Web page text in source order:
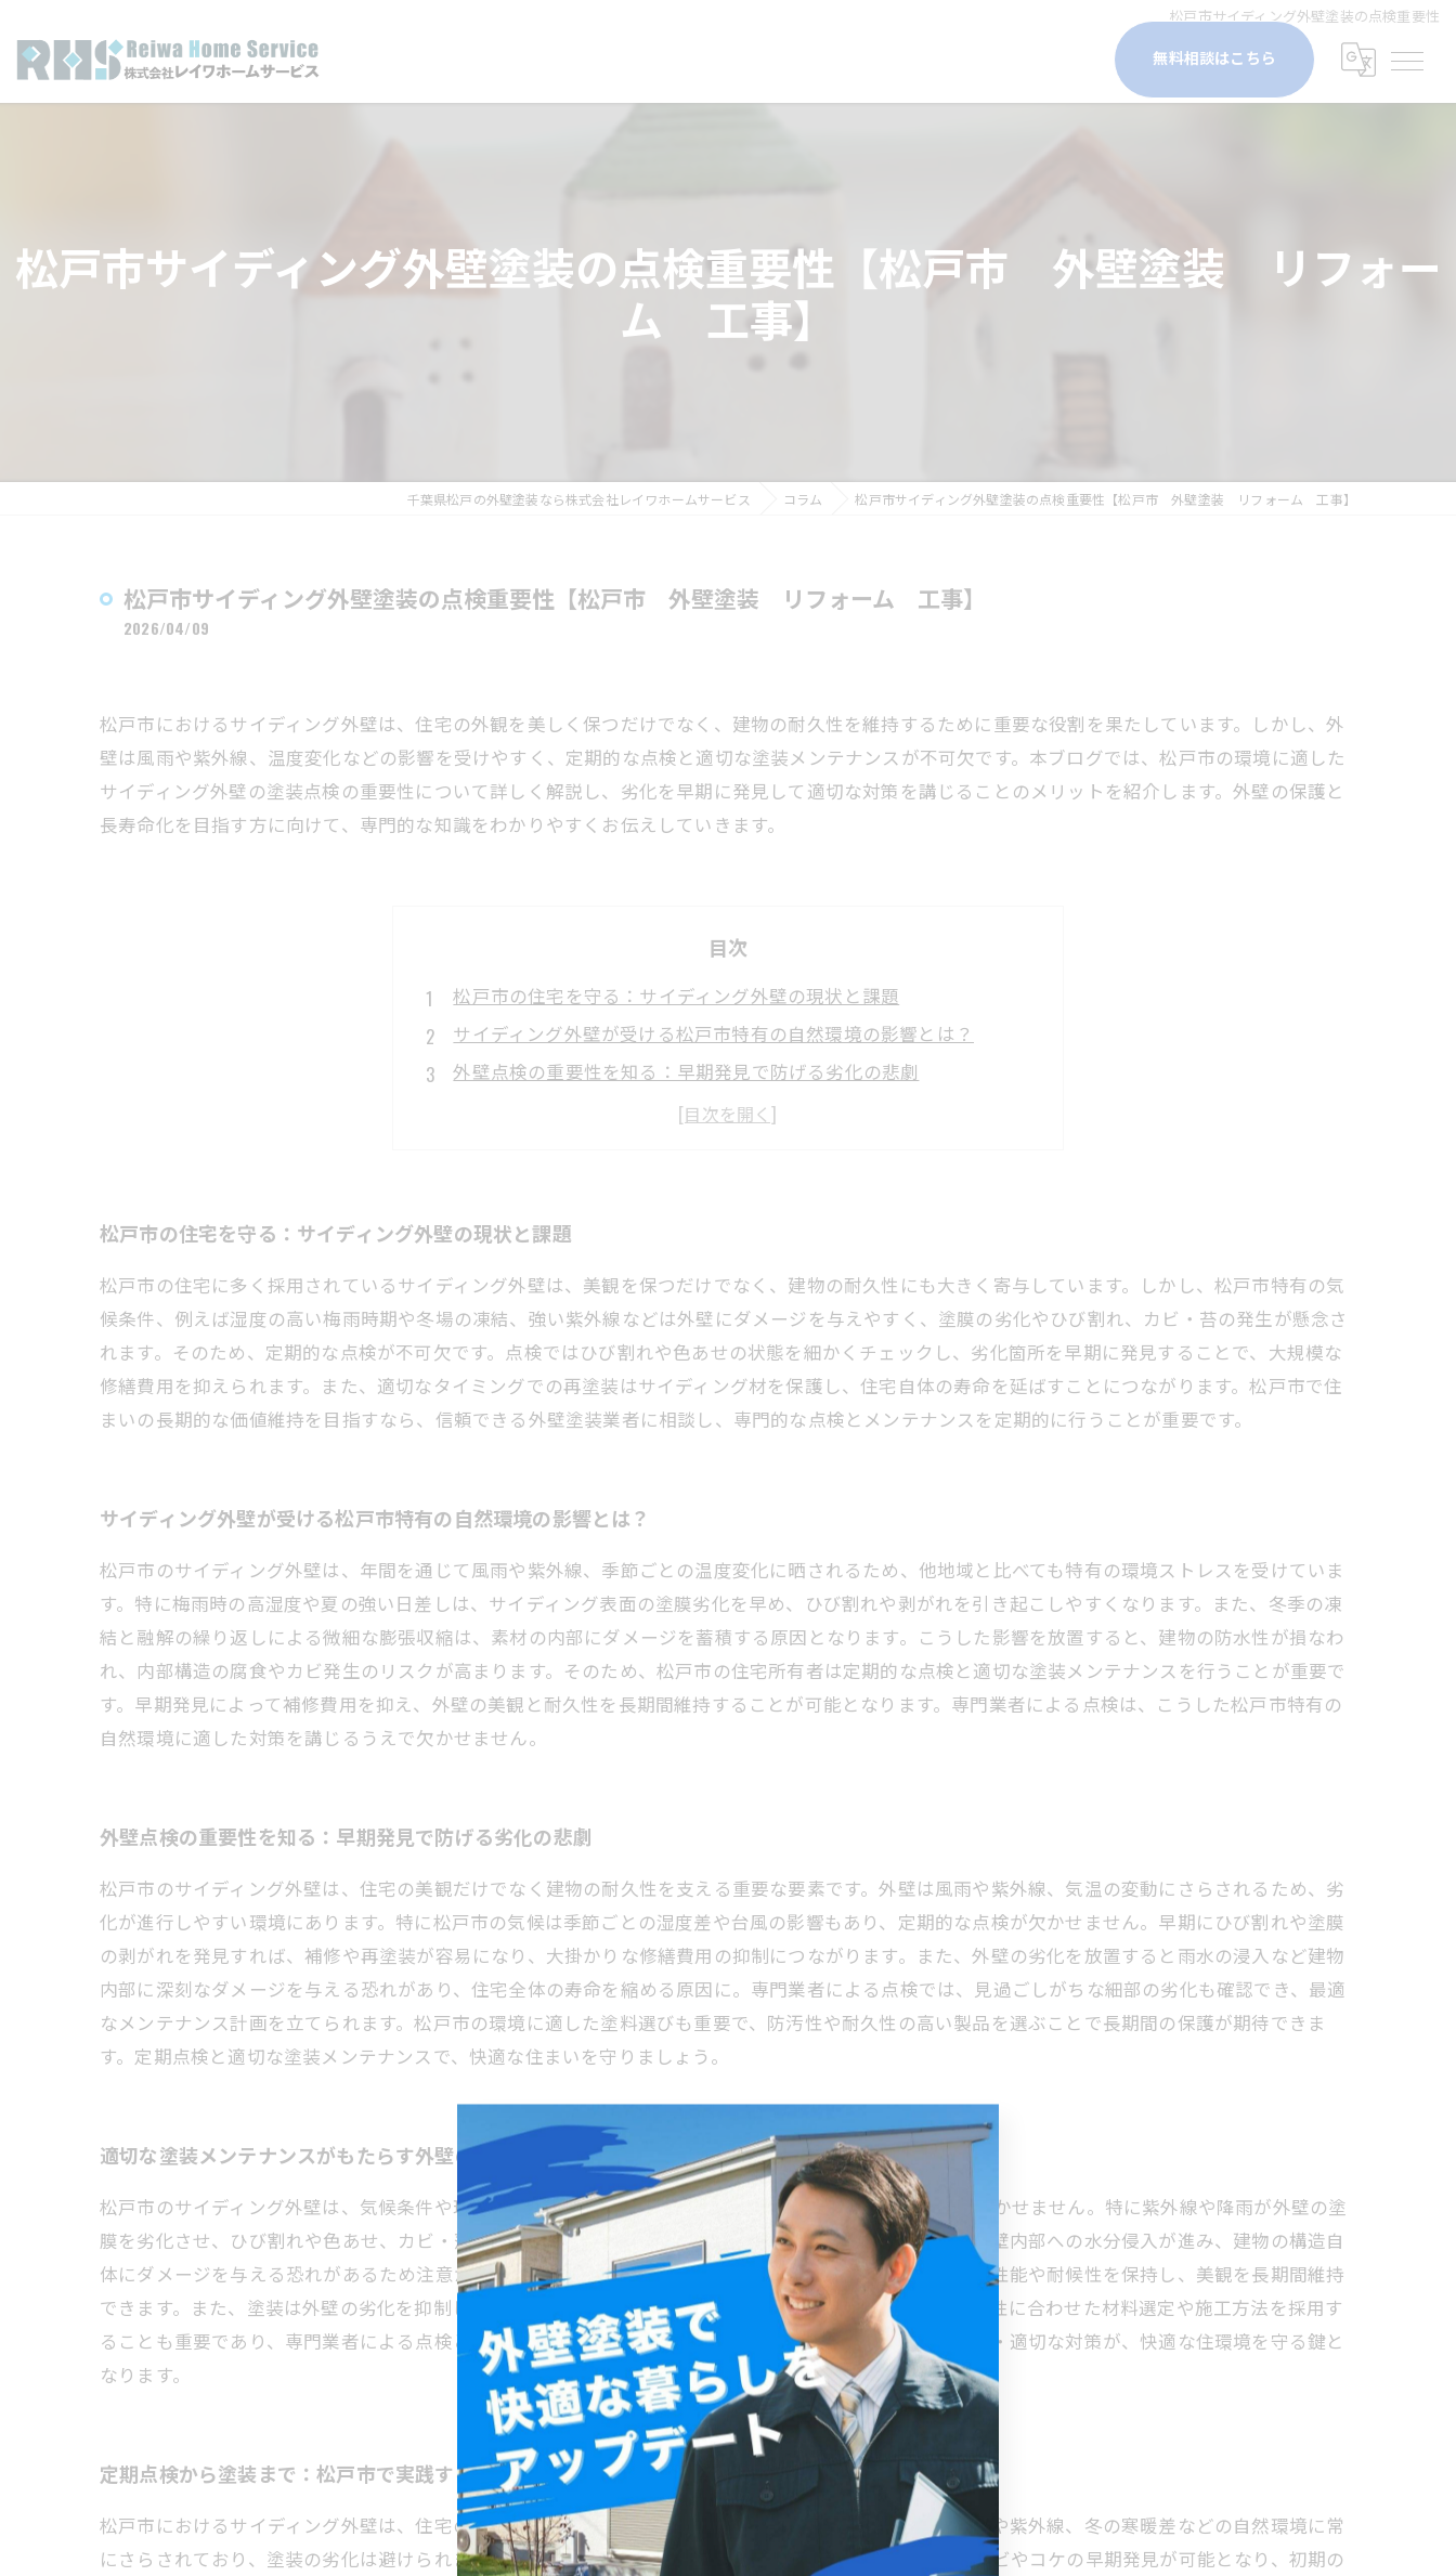
松戸市サイディング外壁塗装の点検重要性
無料相談はこちら
松戸市サイディング外壁塗装の点検重要性【松戸市 外壁塗装 リフォー
ム 工事】
千葉県松戸の外壁塗装なら株式会社レイワホームサービス コラム 松戸市サイディング外壁塗装の点検重要性【松戸市 外壁塗装 リフォーム 工事】
松戸市サイディング外壁塗装の点検重要性【松戸市 外壁塗装 リフォーム 工事】
2026/04/09
松戸市におけるサイディング外壁は、住宅の外観を美しく保つだけでなく、建物の耐久性を維持するために重要な役割を果たしています。しかし、外
壁は風雨や紫外線、温度変化などの影響を受けやすく、定期的な点検と適切な塗装メンテナンスが不可欠です。本ブログでは、松戸市の環境に適した
サイディング外壁の塗装点検の重要性について詳しく解説し、劣化を早期に発見して適切な対策を講じることのメリットを紹介します。外壁の保護と
長寿命化を目指す方に向けて、専門的な知識をわかりやすくお伝えしていきます。
目次
松戸市の住宅を守る：サイディング外壁の現状と課題
サイディング外壁が受ける松戸市特有の自然環境の影響とは？
外壁点検の重要性を知る：早期発見で防げる劣化の悲劇
適切な塗装メンテナンスがもたらす外壁の長寿命化と美観維持
失敗しない外壁塗装のために知っておきたい松戸市の環境特性
松戸市の住宅を守る：サイディング外壁の現状と課題
松戸市の住宅に多く採用されているサイディング外壁は、美観を保つだけでなく、建物の耐久性にも大きく寄与しています。しかし、松戸市特有の気
候条件、例えば湿度の高い梅雨時期や冬場の凍結、強い紫外線などは外壁にダメージを与えやすく、塗膜の劣化やひび割れ、カビ・苔の発生が懸念さ
れます。そのため、定期的な点検が不可欠です。点検ではひび割れや色あせの状態を細かくチェックし、劣化箇所を早期に発見することで、大規模な
修繕費用を抑えられます。また、適切なタイミングでの再塗装はサイディング材を保護し、住宅自体の寿命を延ばすことにつながります。松戸市で住
まいの長期的な価値維持を目指すなら、信頼できる外壁塗装業者に相談し、専門的な点検とメンテナンスを定期的に行うことが重要です。
サイディング外壁が受ける松戸市特有の自然環境の影響とは？
松戸市のサイディング外壁は、年間を通じて風雨や紫外線、季節ごとの温度変化に晒されるため、他地域と比べても特有の環境ストレスを受けていま
す。特に梅雨時の高湿度や夏の強い日差しは、サイディング表面の塗膜劣化を早め、ひび割れや剥がれを引き起こしやすくなります。また、冬季の凍
結と融解の繰り返しによる微細な膨張収縮は、素材の内部にダメージを蓄積する原因となります。こうした影響を放置すると、建物の防水性が損なわ
れ、内部構造の腐食やカビ発生のリスクが高まります。そのため、松戸市の住宅所有者は定期的な点検と適切な塗装メンテナンスを行うことが重要で
す。早期発見によって補修費用を抑え、外壁の美観と耐久性を長期間維持することが可能となります。専門業者による点検は、こうした松戸市特有の
自然環境に適した対策を講じるうえで欠かせません。
外壁点検の重要性を知る：早期発見で防げる劣化の悲劇
松戸市のサイディング外壁は、住宅の美観だけでなく建物の耐久性を支える重要な要素です。外壁は風雨や紫外線、気温の変動にさらされるため、劣
化が進行しやすい環境にあります。特に松戸市の気候は季節ごとの湿度差や台風の影響もあり、定期的な点検が欠かせません。早期にひび割れや塗膜
の剥がれを発見すれば、補修や再塗装が容易になり、大掛かりな修繕費用の抑制につながります。また、外壁の劣化を放置すると雨水の浸入など建物
内部に深刻なダメージを与える恐れがあり、住宅全体の寿命を縮める原因に。専門業者による点検では、見過ごしがちな細部の劣化も確認でき、最適
なメンテナンス計画を立てられます。松戸市の環境に適した塗料選びも重要で、防汚性や耐久性の高い製品を選ぶことで長期間の保護が期待できま
す。定期点検と適切な塗装メンテナンスで、快適な住まいを守りましょう。
適切な塗装メンテナンスがもたらす外壁の長寿命化と美観維持
松戸市のサイディング外壁は、気候条件や環境要因により経年劣化が進行しやすいため、定期的な点検が欠かせません。特に紫外線や降雨が外壁の塗
膜を劣化させ、ひび割れや色あせ、カビ・藻の発生を招くことがあります。こうした状態を放置すると、外壁内部への水分侵入が進み、建物の構造自
体にダメージを与える恐れがあるため注意が必要です。適切な塗装メンテナンスを行うことで、外壁の防水性能や耐候性を保持し、美観を長期間維持
できます。また、塗装は外壁の劣化を抑制し、結果として住宅の寿命延長にも繋がります。松戸市の気候特性に合わせた材料選定や施工方法を採用す
ることも重要であり、専門業者による点検とメンテナンスを定期的に受けることが推奨されます。早期発見・適切な対策が、快適な住環境を守る鍵と
なります。
定期点検から塗装まで：松戸市で実践するサイディング外壁の守り方
松戸市におけるサイディング外壁は、住宅の外観美だけでなく建物の耐久性を支える大切な部分です。風雨や紫外線、冬の寒暖差などの自然環境に常
にさらされており、塗装の劣化は避けられません。定期的な点検を実施することで、ひび割れや剥がれ、カビやコケの早期発見が可能となり、初期の